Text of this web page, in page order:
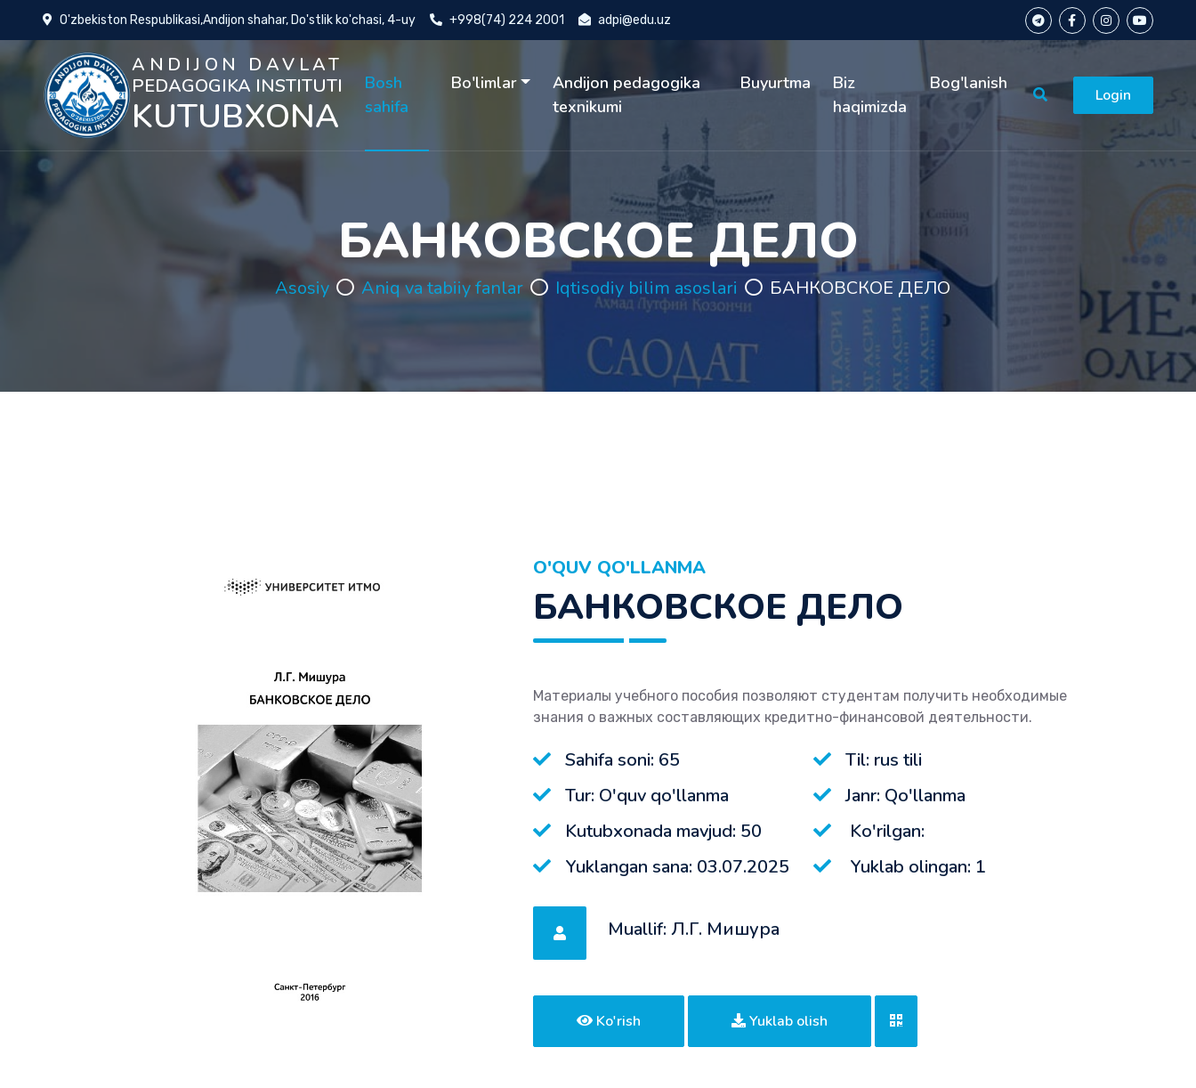
O'zbekiston Respublikasi,Andijon shahar, Do'stlik ko'chasi, 4-uy +998(74) 224 2001 adpi@edu.uz
ANDIJON DAVLAT
PEDAGOGIKA INSTITUTI
KUTUBXONA
Bosh
sahifa
Bo'limlar
Andijon pedagogika
texnikumi
Buyurtma
Biz
haqimizda
Bog'lanish
Login
БАНКОВСКОЕ ДЕЛО
Asosiy Aniq va tabiiy fanlar Iqtisodiy bilim asoslari БАНКОВСКОЕ ДЕЛО
O'QUV QO'LLANMA
БАНКОВСКОЕ ДЕЛО
Материалы учебного пособия позволяют студентам получить необходимые
знания о важных составляющих кредитно-финансовой деятельности.
Sahifa soni: 65
Tur: O'quv qo'llanma
Kutubxonada mavjud: 50
Yuklangan sana: 03.07.2025
Til: rus tili
Janr: Qo'llanma
Ko'rilgan:
Yuklab olingan: 1
Muallif: Л.Г. Мишура
Ko'rish Yuklab olish